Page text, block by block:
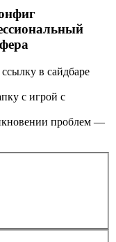
в сайдбаре
с игрой с
проблем —